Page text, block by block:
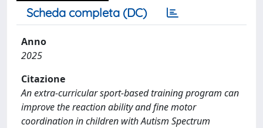
Scheda completa (DC)
Anno
2025
Citazione
An extra-curricular sport-based training program can
improve the reaction ability and fine motor
coordination in children with Autism Spectrum